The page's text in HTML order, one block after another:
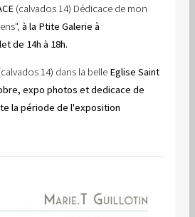
(calvados 14) Dédicace de mon
à la Ptite Galerie à
de 14h à 18h.
14) dans la belle Eglise Saint
expo photos et dedicace de
la période de l'exposition